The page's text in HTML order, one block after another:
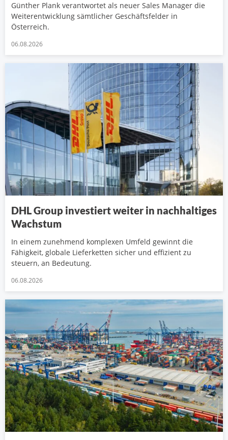
Günther Plank verantwortet als neuer Sales Manager die
Weiterentwicklung sämtlicher Geschäftsfelder in
Österreich.
06.08.2026
DHL Group investiert weiter in nachhaltiges
Wachstum
In einem zunehmend komplexen Umfeld gewinnt die
Fähigkeit, globale Lieferketten sicher und effizient zu
steuern, an Bedeutung.
06.08.2026